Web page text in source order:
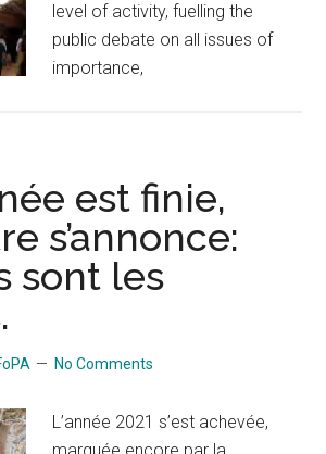
level of activity, fuelling the
public debate on all issues of
importance,
est finie,
s’annonce:
sont les
No Comments
L’année 2021 s’est achevée,